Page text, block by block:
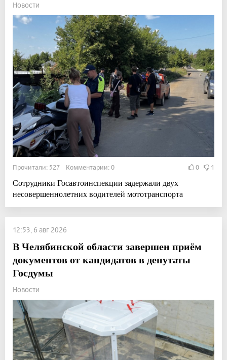
Новости
Прочитали: 527 Комментарии: 0 0 1
Сотрудники Госавтоинспекции задержали двух
несовершеннолетних водителей мототранспорта
12:53, 6 авг 2026
В Челябинской области завершен приём
документов от кандидатов в депутаты
Госдумы
Новости